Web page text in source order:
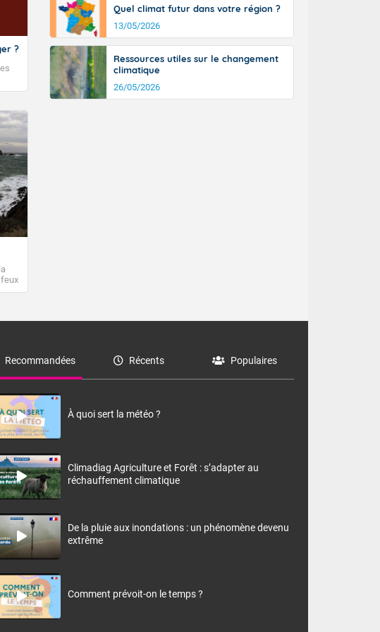
?
la
Quel climat futur dans votre région ?
13/05/2026
Ressources utiles sur le changement
climatique
26/05/2026
Recommandées Récents Populaires
À quoi sert la météo ?
Climadiag Agriculture et Forêt : s’adapter au
réchauffement climatique
De la pluie aux inondations : un phénomène devenu
extrême
Comment prévoit-on le temps ?